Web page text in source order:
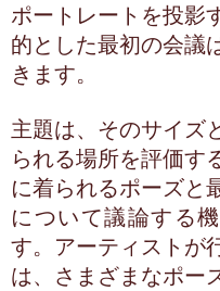
ポートレートを投影
的とした最初の会議
きます。
主題は、そのサイズ
られる場所を評価す
に着られるポーズと
について議論する
す。アーティストが
は、さまざまなポー